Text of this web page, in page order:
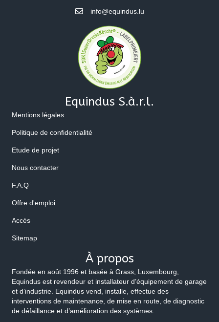
info@equindus.lu
Equindus S.à.r.l.
Mentions légales
Politique de confidentialité
Etude de projet
Nous contacter
F.A.Q
Offre d'emploi
Accès
Sitemap
À propos
Fondée en août 1996 et basée à Grass, Luxembourg,
Equindus est revendeur et installateur d’équipement de garage
et d’industrie. Equindus vend, installe, effectue des
interventions de maintenance, de mise en route, de diagnostic
de défaillance et d’amélioration des systèmes.